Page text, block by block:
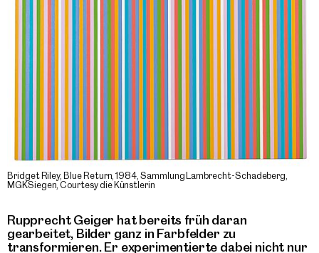
Bridget Riley, Blue Return, 1984, Sammlung Lambrecht-Schadeberg,
MGKSiegen, Courtesy die Künstlerin
Rupprecht Geiger hat bereits früh daran
gearbeitet, Bilder ganz in Farbfelder zu
transformieren. Er experimentierte dabei nicht nur